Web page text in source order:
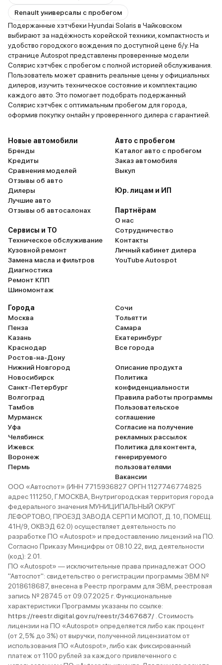
Renault универсалы с пробегом
Подержанные хэтчбеки Hyundai Solaris в Чайковском
выбирают за надёжность корейской техники, компактность и
удобство городского вождения по доступной цене б/у. На
странице Autospot представлены проверенные модели
Солярис хэтчбек с пробегом с полной историей обслуживания.
Пользователь может сравнить реальные цены у официальных
дилеров, изучить техническое состояние и комплектацию
каждого авто. Это помогает подобрать подержанный
Солярис хэтчбек с оптимальным пробегом для города,
оформив покупку онлайн у проверенного дилера с гарантией.
Новые автомобили
Бренды
Кредиты
Сравнения моделей
Отзывы об авто
Дилеры
Лучшие авто
Отзывы об автосалонах
Сервисы и ТО
Техническое обслуживание
Кузовной ремонт
Замена масла и фильтров
Диагностика
Ремонт КПП
Шиномонтаж
Авто с пробегом
Каталог авто с пробегом
Заказ автомобиля
Выкуп
Юр. лицам и ИП
Партнёрам
О нас
Сотрудничество
Контакты
Личный кабинет дилера
YouTube Autospot
Города
Москва
Пенза
Казань
Краснодар
Ростов-на-Дону
Нижний Новгород
Новосибирск
Санкт-Петербург
Волгоград
Тамбов
Мурманск
Уфа
Челябинск
Ижевск
Воронеж
Пермь
Сочи
Тольятти
Самара
Екатеринбург
Все города
Описание продукта
Политика
конфиденциальности
Правила работы программы
Пользовательское
соглашение
Согласие на получение
рекламных рассылок
Политика для контента,
генерируемого
пользователями
Вакансии
ООО «Автоспот» (ИНН 7715936827 ОРГН 1127746774825
адрес 111250, Г.МОСКВА, Внутригородская территория города
федерального значения МУНИЦИПАЛЬНЫЙ ОКРУГ
ЛЕФОРТОВО, ПРОЕЗД ЗАВОДА СЕРП И МОЛОТ, Д. 10, ПОМЕЩ.
41Н/9, ОКВЭД 62.0) осуществляет деятельность по
разработке ПО «Autospot» и предоставлению лицензий на ПО.
Согласно Приказу Минцифры от 08.10.22, вид деятельности
(код): 2.01.
ПО «Autospot» — исключительные права принадлежат ООО
"Автоспот": свидетельство о регистрации программы ЭВМ №
2018618687, внесена в Реестр программ для ЭВМ, реестровая
запись № 28745 от 09.07.2025 г. Функциональные
характеристики Программы указаны по ссылке:
https://reestr.digital.gov.ru/reestr/3467687/ . Стоимость
лицензии на ПО «Autospot» определяется либо как процент
(от 2,5% до 3%) от выручки, полученной лицензиатом от
использования ПО «Autospot», либо как фиксированный
платеж от 1100 рублей за каждого привлеченного с